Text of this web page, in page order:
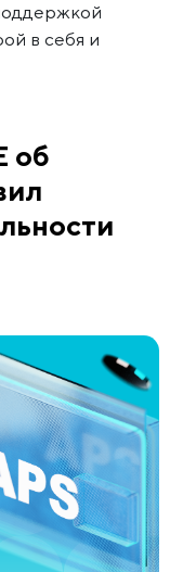
в себя и
об